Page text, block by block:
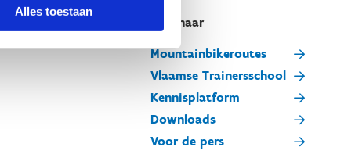
Alles toestaan
Snel naar
Mountainbikeroutes
Vlaamse Trainersschool
Kennisplatform
Downloads
Voor de pers